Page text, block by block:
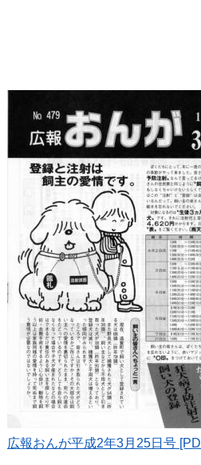
広報おんが平成2年3月25日号